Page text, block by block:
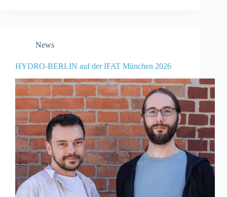
News
HYDRO-BERLIN auf der IFAT München 2026